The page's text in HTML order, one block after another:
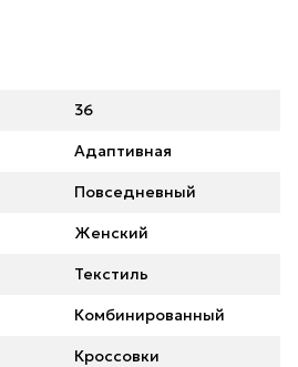
36
Адаптивная
Повседневный
Женский
Текстиль
Комбинированный
Кроссовки